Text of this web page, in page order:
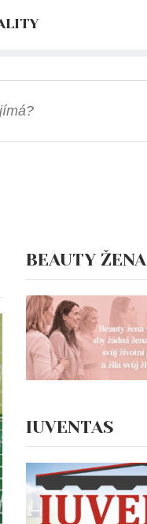
BEAUTY ŽENA
IUVENTAS